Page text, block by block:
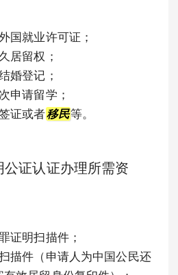
国就业许可证；
居留权；
婚登记；
申请留学；
证或者移民等。
证认证办理所需资
证明扫描件；
描件（申请人为中国公民还